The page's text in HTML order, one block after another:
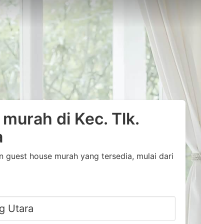
di Kec. Tlk.
guest house murah yang tersedia, mulai dari